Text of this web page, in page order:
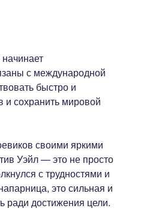
с международной
быстро и
и сохранить мировой
своими яркими
Уэйл — это не просто
с трудностями и
это сильная и
ради достижения цели.